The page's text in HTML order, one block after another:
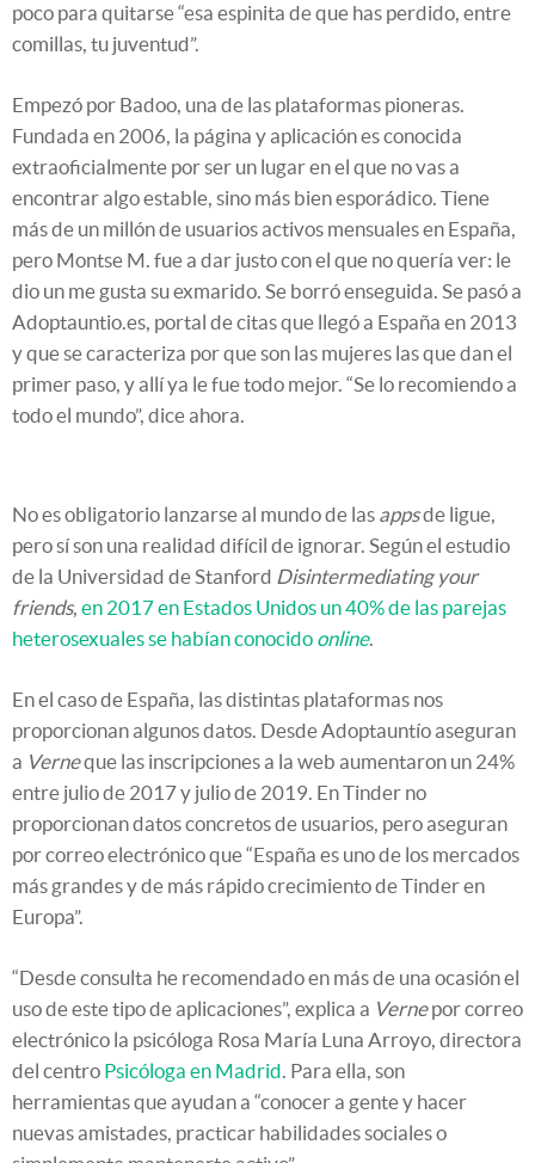
poco para quitarse “esa espinita de que has perdido, entre
comillas, tu juventud”.
Empezó por Badoo, una de las plataformas pioneras.
Fundada en 2006, la página y aplicación es conocida
extraoficialmente por ser un lugar en el que no vas a
encontrar algo estable, sino más bien esporádico. Tiene
más de un millón de usuarios activos mensuales en España,
pero Montse M. fue a dar justo con el que no quería ver: le
dio un me gusta su exmarido. Se borró enseguida. Se pasó a
Adoptauntio.es, portal de citas que llegó a España en 2013
y que se caracteriza por que son las mujeres las que dan el
primer paso, y allí ya le fue todo mejor. “Se lo recomiendo a
todo el mundo”, dice ahora.
No es obligatorio lanzarse al mundo de las appsde ligue,
pero sí son una realidad difícil de ignorar. Según el estudio
de la Universidad de Stanford Disintermediating your
friends, en 2017 en Estados Unidos un 40% de las parejas
heterosexuales se habían conocido online.
En el caso de España, las distintas plataformas nos
proporcionan algunos datos. Desde Adoptauntío aseguran
a Verneque las inscripciones a la web aumentaron un 24%
entre julio de 2017 y julio de 2019. En Tinder no
proporcionan datos concretos de usuarios, pero aseguran
por correo electrónico que “España es uno de los mercados
más grandes y de más rápido crecimiento de Tinder en
Europa”.
“Desde consulta he recomendado en más de una ocasión el
uso de este tipo de aplicaciones”, explica a Vernepor correo
electrónico la psicóloga Rosa María Luna Arroyo, directora
del centro Psicóloga en Madrid. Para ella, son
herramientas que ayudan a “conocer a gente y hacer
nuevas amistades, practicar habilidades sociales o